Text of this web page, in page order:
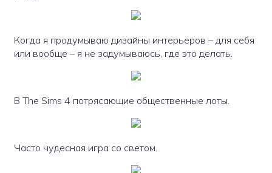
Когда я продумываю дизайны интерьеров – для себя
или вообще – я не задумываюсь, где это делать.
В The Sims 4 потрясающие общественные лоты.
Часто чудесная игра со светом.